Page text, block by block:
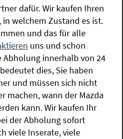
dafür. Wir kaufen Ihren
in welchem Zustand es ist.
und das für alle
uns und schon
Abholung innerhalb von 24
dies, Sie haben
und müssen sich nicht
machen, wann der Mazda
kann. Wir kaufen Ihr
der Abholung sofort
viele Inserate, viele